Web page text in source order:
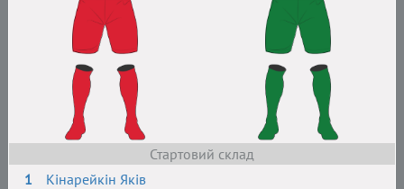
Стартовий склад
1
Кінарейкін Яків